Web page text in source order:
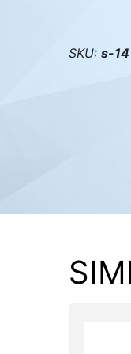
SKU: s-14